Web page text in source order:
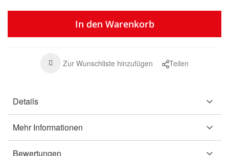
In den Warenkorb
Zur Wunschliste hinzufügen Teilen
Details
Mehr Informationen
Bewertungen